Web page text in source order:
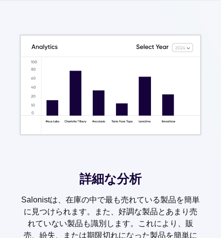
詳細な分析
Salonistは、在庫の中で最も売れている製品を簡単
に見つけられます。また、好調な製品とあまり売
れていない製品も識別します。これにより、販
売、紛失、または期限切れになった製品を簡単に